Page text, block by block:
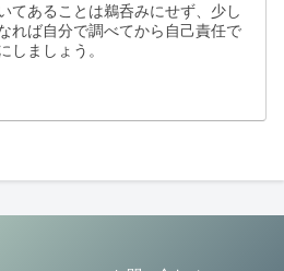
てあることは鵜呑みにせず、少し
れば自分で調べてから自己責任で
しましょう。